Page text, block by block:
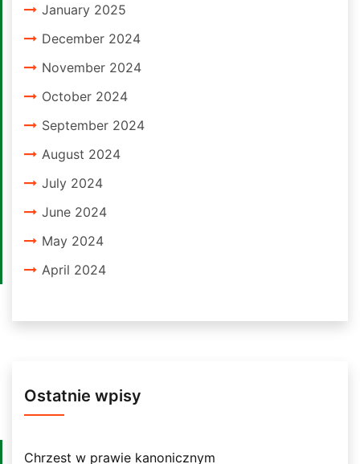
January 2025
December 2024
November 2024
October 2024
September 2024
August 2024
July 2024
June 2024
May 2024
April 2024
Ostatnie wpisy
Chrzest w prawie kanonicznym